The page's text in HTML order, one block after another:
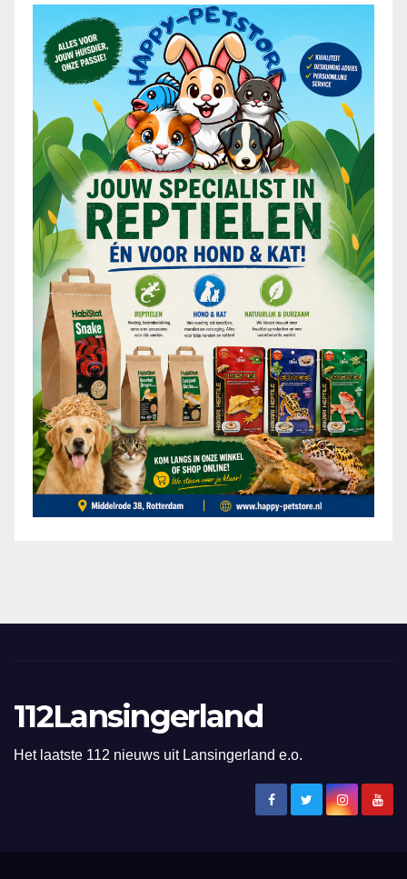
112Lansingerland
Het laatste 112 nieuws uit Lansingerland e.o.